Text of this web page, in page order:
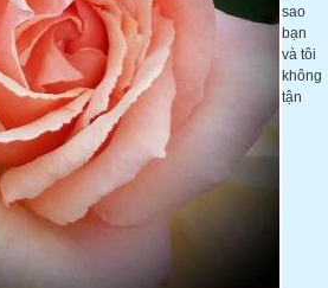
sao
bạn
và tôi
không
tận